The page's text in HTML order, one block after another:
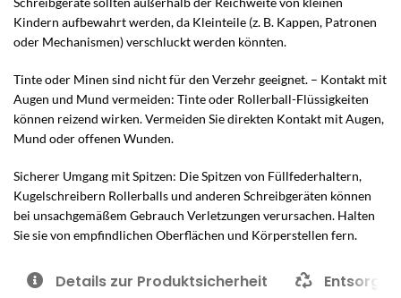
Kindern aufbewahrt werden, da Kleinteile (z. B. Kappen, Patronen
oder Mechanismen) verschluckt werden könnten.
Tinte oder Minen sind nicht für den Verzehr geeignet. – Kontakt mit
Augen und Mund vermeiden: Tinte oder Rollerball-Flüssigkeiten
können reizend wirken. Vermeiden Sie direkten Kontakt mit Augen,
Mund oder offenen Wunden.
Sicherer Umgang mit Spitzen: Die Spitzen von Füllfederhaltern,
Kugelschreibern Rollerballs und anderen Schreibgeräten können
bei unsachgemäßem Gebrauch Verletzungen verursachen. Halten
Sie sie von empfindlichen Oberflächen und Körperstellen fern.
Details zur Produktsicherheit